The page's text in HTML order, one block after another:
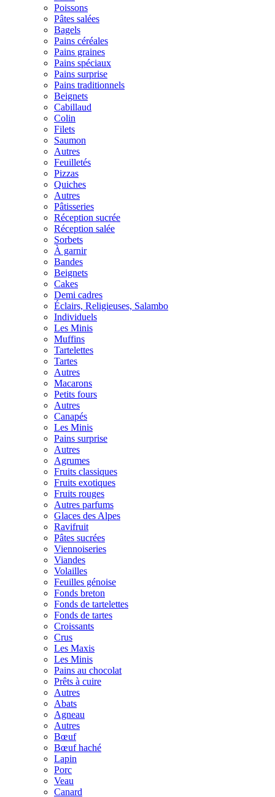
Poissons
Pâtes salées
Bagels
Pains céréales
Pains graines
Pains spéciaux
Pains surprise
Pains traditionnels
Beignets
Cabillaud
Colin
Filets
Saumon
Autres
Feuilletés
Pizzas
Quiches
Autres
Pâtisseries
Réception sucrée
Réception salée
Sorbets
À garnir
Bandes
Beignets
Cakes
Demi cadres
Éclairs, Religieuses, Salambo
Individuels
Les Minis
Muffins
Tartelettes
Tartes
Autres
Macarons
Petits fours
Autres
Canapés
Les Minis
Pains surprise
Autres
Agrumes
Fruits classiques
Fruits exotiques
Fruits rouges
Autres parfums
Glaces des Alpes
Ravifruit
Pâtes sucrées
Viennoiseries
Viandes
Volailles
Feuilles génoise
Fonds breton
Fonds de tartelettes
Fonds de tartes
Croissants
Crus
Les Maxis
Les Minis
Pains au chocolat
Prêts à cuire
Autres
Abats
Agneau
Autres
Bœuf
Bœuf haché
Lapin
Porc
Veau
Canard